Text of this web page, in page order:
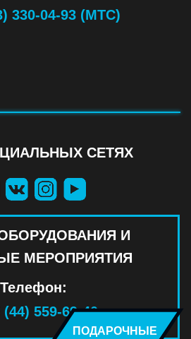
ПОДАРОЧНЫЕ
330-04-93 (МТС)
СЕТЯХ
И
МЕРОПРИЯТИЯ
Телефон:
(44) 559-69-40